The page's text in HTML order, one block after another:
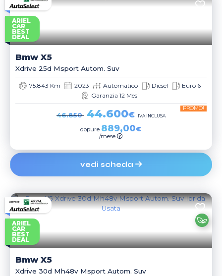
ARIEL
CAR
BEST
DEAL
Bmw X5
Xdrive 25d Msport Autom. Suv
75.843 Km 2023 Automatico Diesel
Euro 6
Garanzia 12 Mesi
46.850 44.600€
PROMO!
IVA INCLUSA
oppure 889,00€
/mese
vedi scheda
ARIEL
CAR
BEST
DEAL
Bmw X5
Xdrive 30d Mh48v Msport Autom. Suv